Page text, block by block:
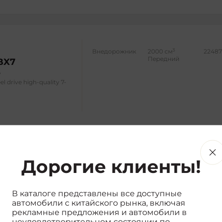
drive high-quality 7-
Внедорожник 2000 см 3
Передний
drive luxury version 5
Внедорожник 2000 см3
Передний
Дорогие клиенты!
В каталоге представлены все доступные
автомобили с китайского рынка, включая
рекламные предложения и автомобили в